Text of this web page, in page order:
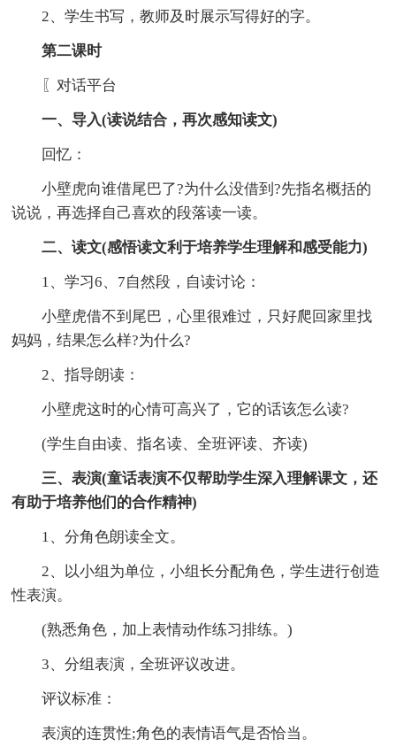
2、学生书写，教师及时展示写得好的字。
第二课时
〖对话平台
一、导入(读说结合，再次感知读文)
回忆：
小壁虎向谁借尾巴了?为什么没借到?先指名概括的
说说，再选择自己喜欢的段落读一读。
二、读文(感悟读文利于培养学生理解和感受能力)
1、学习6、7自然段，自读讨论：
小壁虎借不到尾巴，心里很难过，只好爬回家里找
妈妈，结果怎么样?为什么?
2、指导朗读：
小壁虎这时的心情可高兴了，它的话该怎么读?
(学生自由读、指名读、全班评读、齐读)
三、表演(童话表演不仅帮助学生深入理解课文，还
有助于培养他们的合作精神)
1、分角色朗读全文。
2、以小组为单位，小组长分配角色，学生进行创造
性表演。
(熟悉角色，加上表情动作练习排练。)
3、分组表演，全班评议改进。
评议标准：
表演的连贯性;角色的表情语气是否恰当。